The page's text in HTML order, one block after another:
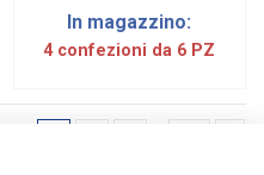
In magazzino:
4 confezioni da 6 PZ